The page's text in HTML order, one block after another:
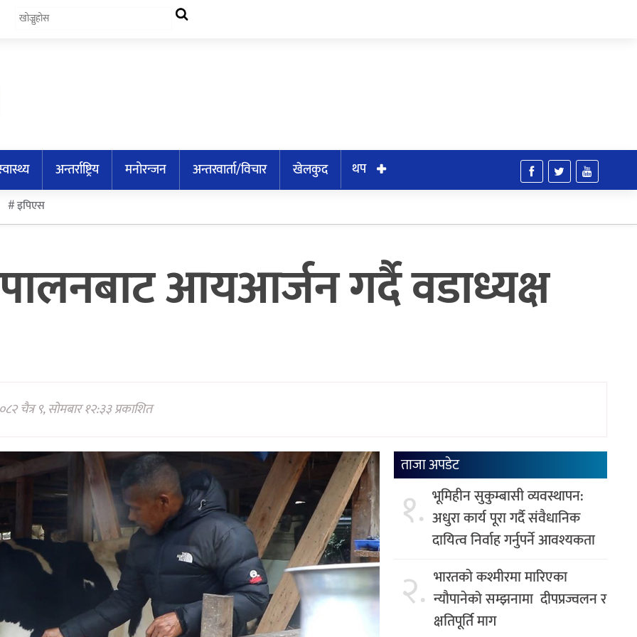
अन्तर्राष्ट्रिय मनोरन्जन अन्तरवार्ता/विचार खेलकुद
थप
इपिएस
आयआर्जन गर्दै वडाध्यक्ष
चैत्र ९, सोमबार १२:३३ प्रकाशित
ताजा अपडेट
१. भूमिहीन सुकुम्बासी व्यवस्थापन:
अधुरा कार्य पूरा गर्दै संवैधानिक
दायित्व निर्वाह गर्नुपर्ने आवश्यकता
२. भारतको कश्मीरमा मारिएका
न्यौपानेको सम्झनामा दीपप्रज्वलन र
क्षतिपूर्ति माग